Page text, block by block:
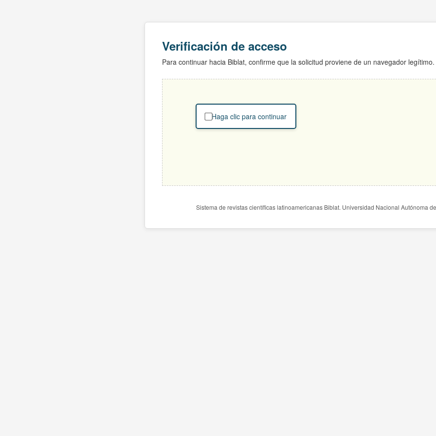
Verificación de acceso
Para continuar hacia Biblat, confirme que la solicitud proviene de un navegador legítimo.
Haga clic para continuar
Sistema de revistas científicas latinoamericanas Biblat. Universidad Nacional Autónoma